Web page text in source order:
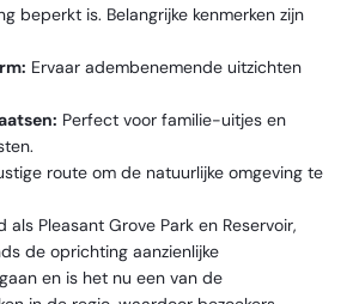
beperkt is. Belangrijke kenmerken zijn
Ervaar adembenemende uitzichten
Perfect voor familie-uitjes en
route om de natuurlijke omgeving te
als Pleasant Grove Park en Reservoir,
de oprichting aanzienlijke
en is het nu een van de